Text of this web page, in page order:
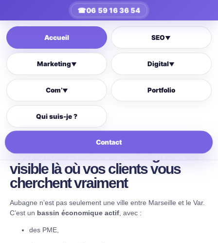
☎06 59 16 36 54
Accueil SEO▼
Marketing▼ Digital▼
Com’▼ Portfolio
Qui suis-je ?
Contact
Consultant SEO àAubagne: être
visible là où vos clients vous
cherchent vraiment
Aubagne n’est pas seulement une ville entre Marseille et le Var.
C’est un bassin économique actif , avec :
des PME,